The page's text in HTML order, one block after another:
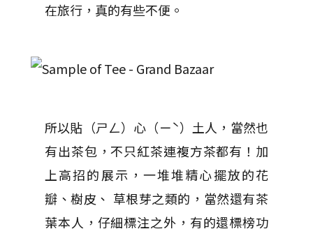
在旅行，真的有些不便。
所以貼（ㄕㄥ）心（ㄧˋ）土人，當然也
有出茶包，不只紅茶連複方茶都有！加
上高招的展示，一堆堆精心擺放的花
瓣、樹皮、 草根芽之類的，當然還有茶
葉本人，仔細標注之外，有的還標榜功